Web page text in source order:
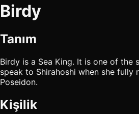
Birdy
Tanım
Birdy is a Sea King. It is one of the
speak to Shirahoshi when she fully
Poseidon.
Kişilik